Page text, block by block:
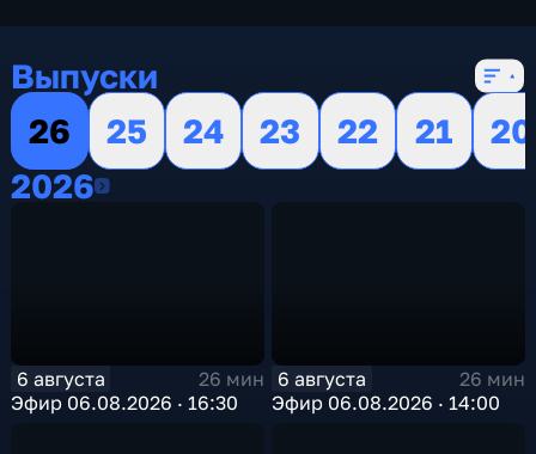
Выпуски
26
25 24 23 22 21
20
20262026
6 августа
26 мин
Эфир 06.08.2026 · 16:30
6 августа
26 мин
Эфир 06.08.2026 · 14:00